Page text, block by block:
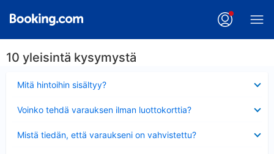
10 yleisintä kysymystä
Mitä hintoihin sisältyy?
Voinko tehdä varauksen ilman luottokorttia?
Mistä tiedän, että varaukseni on vahvistettu?